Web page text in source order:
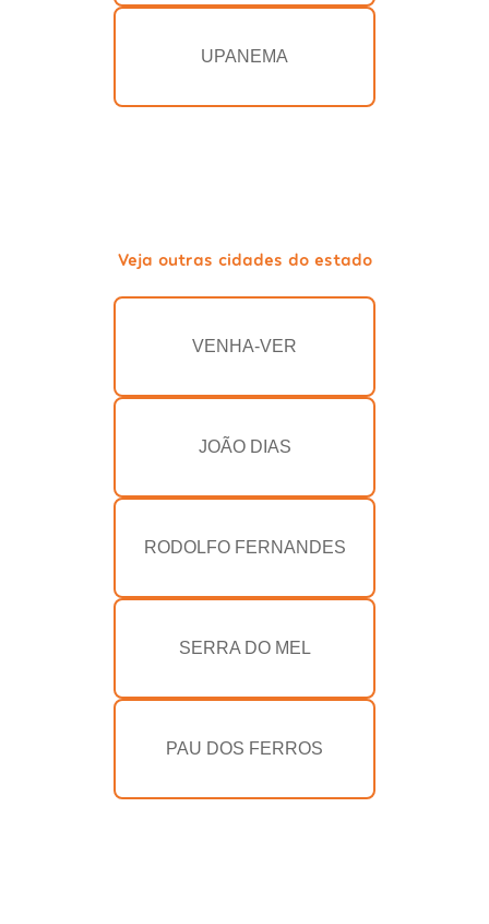
UPANEMA
Veja outras cidades do estado
VENHA-VER
JOÃO DIAS
RODOLFO FERNANDES
SERRA DO MEL
PAU DOS FERROS